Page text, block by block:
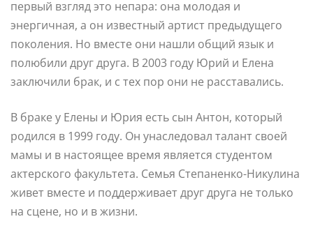
первый взгляд это непара: она молодая и
энергичная, а он известный артист предыдущего
поколения. Но вместе они нашли общий язык и
полюбили друг друга. В 2003 году Юрий и Елена
заключили брак, и с тех пор они не расставались.
В браке у Елены и Юрия есть сын Антон, который
родился в 1999 году. Он унаследовал талант своей
мамы и в настоящее время является студентом
актерского факультета. Семья Степаненко-Никулина
живет вместе и поддерживает друг друга не только
на сцене, но и в жизни.